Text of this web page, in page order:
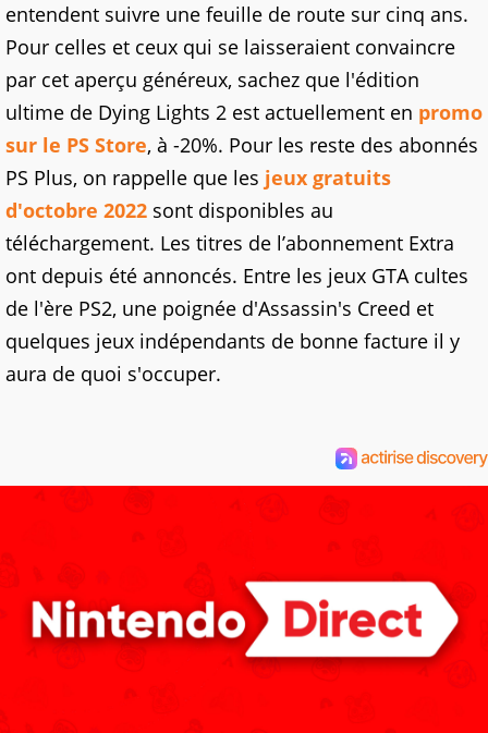
entendent suivre une feuille de route sur cinq ans.
Pour celles et ceux qui se laisseraient convaincre
par cet aperçu généreux, sachez que l'édition
ultime de Dying Lights 2 est actuellement en promo
sur le PS Store, à -20%. Pour les reste des abonnés
PS Plus, on rappelle que les jeux gratuits
d'octobre 2022 sont disponibles au
téléchargement. Les titres de l’abonnement Extra
ont depuis été annoncés. Entre les jeux GTA cultes
de l'ère PS2, une poignée d'Assassin's Creed et
quelques jeux indépendants de bonne facture il y
aura de quoi s'occuper.